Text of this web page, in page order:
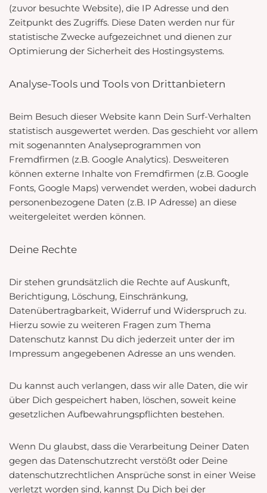
(zuvor besuchte Website), die IP Adresse und den
Zeitpunkt des Zugriffs. Diese Daten werden nur für
statistische Zwecke aufgezeichnet und dienen zur
Optimierung der Sicherheit des Hostingsystems.
Analyse-Tools und Tools von Drittanbietern
Beim Besuch dieser Website kann Dein Surf-Verhalten
statistisch ausgewertet werden. Das geschieht vor allem
mit sogenannten Analyseprogrammen von
Fremdfirmen (z.B. Google Analytics). Desweiteren
können externe Inhalte von Fremdfirmen (z.B. Google
Fonts, Google Maps) verwendet werden, wobei dadurch
personenbezogene Daten (z.B. IP Adresse) an diese
weitergeleitet werden können.
Deine Rechte
Dir stehen grundsätzlich die Rechte auf Auskunft,
Berichtigung, Löschung, Einschränkung,
Datenübertragbarkeit, Widerruf und Widerspruch zu.
Hierzu sowie zu weiteren Fragen zum Thema
Datenschutz kannst Du dich jederzeit unter der im
Impressum angegebenen Adresse an uns wenden.
Du kannst auch verlangen, dass wir alle Daten, die wir
über Dich gespeichert haben, löschen, soweit keine
gesetzlichen Aufbewahrungspflichten bestehen.
Wenn Du glaubst, dass die Verarbeitung Deiner Daten
gegen das Datenschutzrecht verstößt oder Deine
datenschutzrechtlichen Ansprüche sonst in einer Weise
verletzt worden sind, kannst Du Dich bei der